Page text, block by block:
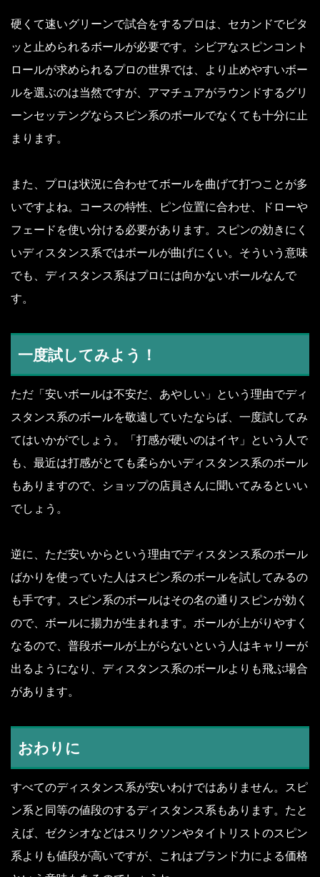
硬くて速いグリーンで試合をするプロは、セカンドでピタ
ッと止められるボールが必要です。シビアなスピンコント
ロールが求められるプロの世界では、より止めやすいボー
ルを選ぶのは当然ですが、アマチュアがラウンドするグリ
ーンセッテングならスピン系のボールでなくても十分に止
まります。
また、プロは状況に合わせてボールを曲げて打つことが多
いですよね。コースの特性、ピン位置に合わせ、ドローや
フェードを使い分ける必要があります。スピンの効きにく
いディスタンス系ではボールが曲げにくい。そういう意味
でも、ディスタンス系はプロには向かないボールなんで
す。
一度試してみよう！
ただ「安いボールは不安だ、あやしい」という理由でディ
スタンス系のボールを敬遠していたならば、一度試してみ
てはいかがでしょう。「打感が硬いのはイヤ」という人で
も、最近は打感がとても柔らかいディスタンス系のボール
もありますので、ショップの店員さんに聞いてみるといい
でしょう。
逆に、ただ安いからという理由でディスタンス系のボール
ばかりを使っていた人はスピン系のボールを試してみるの
も手です。スピン系のボールはその名の通りスピンが効く
ので、ボールに揚力が生まれます。ボールが上がりやすく
なるので、普段ボールが上がらないという人はキャリーが
出るようになり、ディスタンス系のボールよりも飛ぶ場合
があります。
おわりに
すべてのディスタンス系が安いわけではありません。スピ
ン系と同等の値段のするディスタンス系もあります。たと
えば、ゼクシオなどはスリクソンやタイトリストのスピン
系よりも値段が高いですが、これはブランド力による価格